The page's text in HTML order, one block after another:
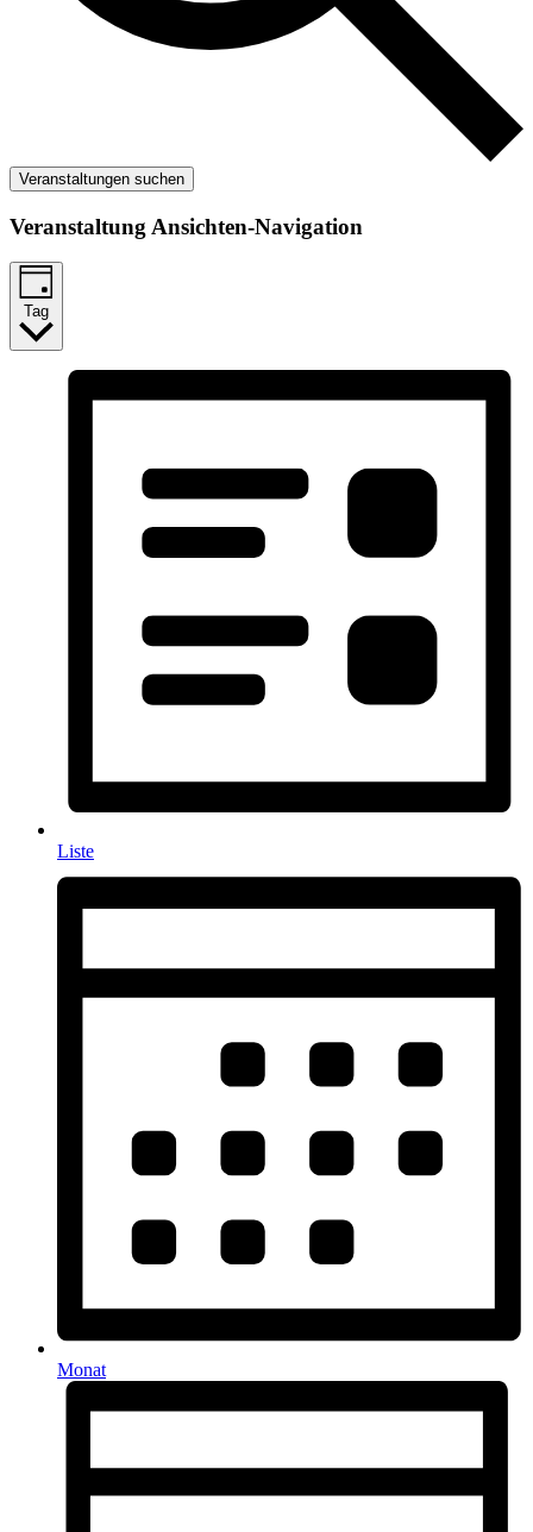
Veranstaltungen suchen
Veranstaltung Ansichten-Navigation
Tag
Liste
Monat